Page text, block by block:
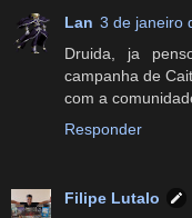
Lan 3 de janeiro
Druida, ja
campanha de
com a
Responder
Filipe Lutalo